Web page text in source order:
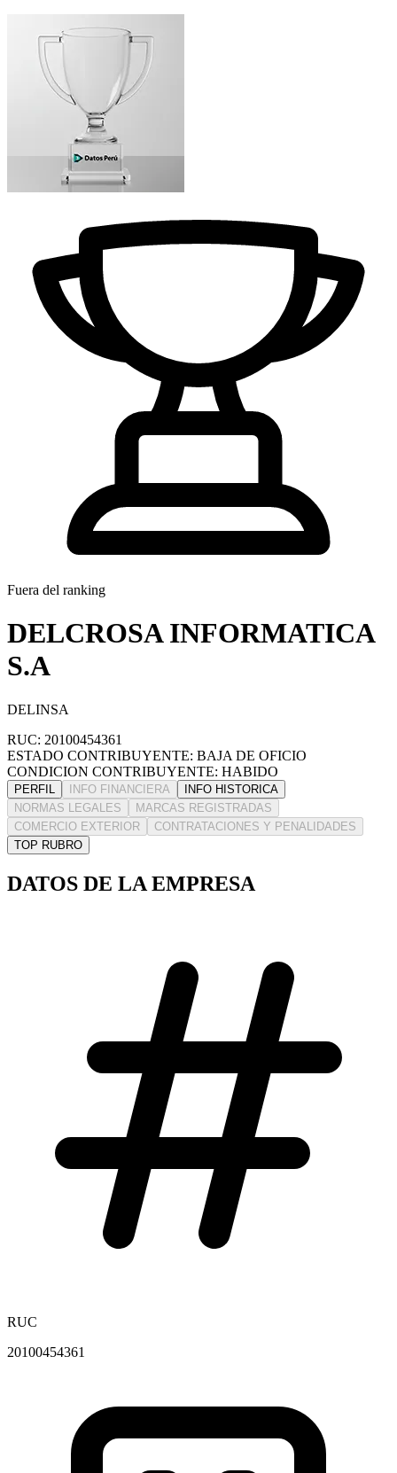
Fuera del ranking
DELCROSA INFORMATICA
S.A
DELINSA
RUC: 20100454361
ESTADO CONTRIBUYENTE: BAJA DE OFICIO
CONDICION CONTRIBUYENTE: HABIDO
PERFIL INFO FINANCIERA
INFO HISTORICA
NORMAS LEGALES
MARCAS REGISTRADAS
COMERCIO EXTERIOR
CONTRATACIONES Y PENALIDADES
TOP RUBRO
DATOS DE LA EMPRESA
RUC
20100454361